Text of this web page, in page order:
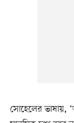
সোহেলের ভাষায়,